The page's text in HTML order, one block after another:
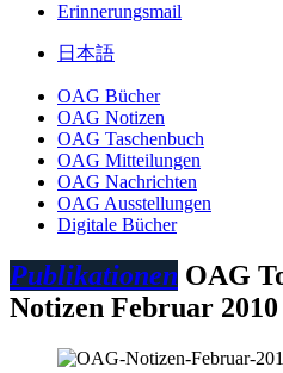
Erinnerungsmail
日本語
OAG Bücher
OAG Notizen
OAG Taschenbuch
OAG Mitteilungen
OAG Nachrichten
OAG Ausstellungen
Digitale Bücher
Publikationen OAG
Notizen Februar 2010